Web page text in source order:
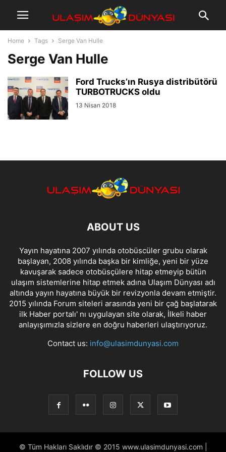
Home Tags Serge Van Hulle
Serge Van Hulle
Ford Trucks’ın Rusya distribütörü
TURBOTRUCKS oldu
13 Nisan 2018
ABOUT US
Yayın hayatına 2007 yılında otobüscüler grubu olarak
başlayan, 2008 yılında başka bir kimliğe, yeni bir yüze
kavuşarak sadece otobüsçülere hitap etmeyip bütün
ulaşım sistemlerine hitap etmek adına Ulaşım Dünyası adı
altında yayın hayatına büyük bir revizyonla devam etmiştir.
2015 yılında Forum siteleri arasında yeni bir çağ başlatarak
ilk Haber portalı' nı uygulayan site olarak, İlkeli haber
anlayışımızla sizlere en doğru haberleri ulaştırıyoruz.
Contact us: info@ulasimdunyasi.com
FOLLOW US
© Tüm Hakları Saklıdır © 2015 www.ulasimdunyasi.com |